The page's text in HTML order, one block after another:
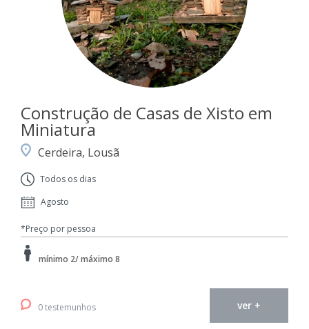
Construção de Casas de Xisto em
Miniatura
Cerdeira, Lousã
Todos os dias
Agosto
*Preço por pessoa
mínimo 2/ máximo 8
0 testemunhos ver +